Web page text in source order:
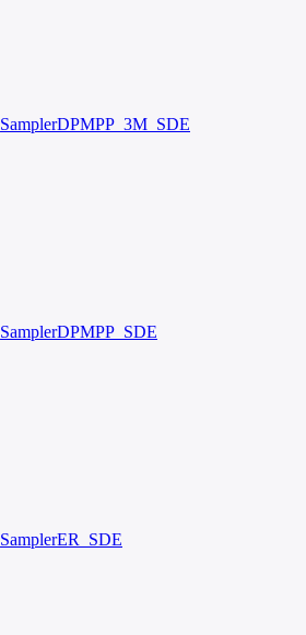
SamplerDPMPP_3M_SDE
SamplerDPMPP_SDE
SamplerER_SDE